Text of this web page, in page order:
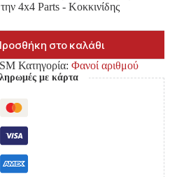
την 4x4 Parts - Κοκκινίδης
στο καλάθι
Κατηγορία: Φανοί αριθμού
με κάρτα